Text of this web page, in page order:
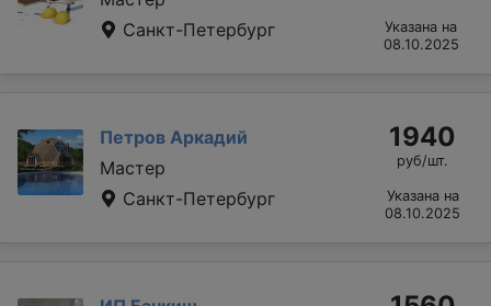
Санкт-Петербург
Указана на
08.10.2025
Петров Аркадий
Мастер
Санкт-Петербург
1940
руб/шт.
Указана на
08.10.2025